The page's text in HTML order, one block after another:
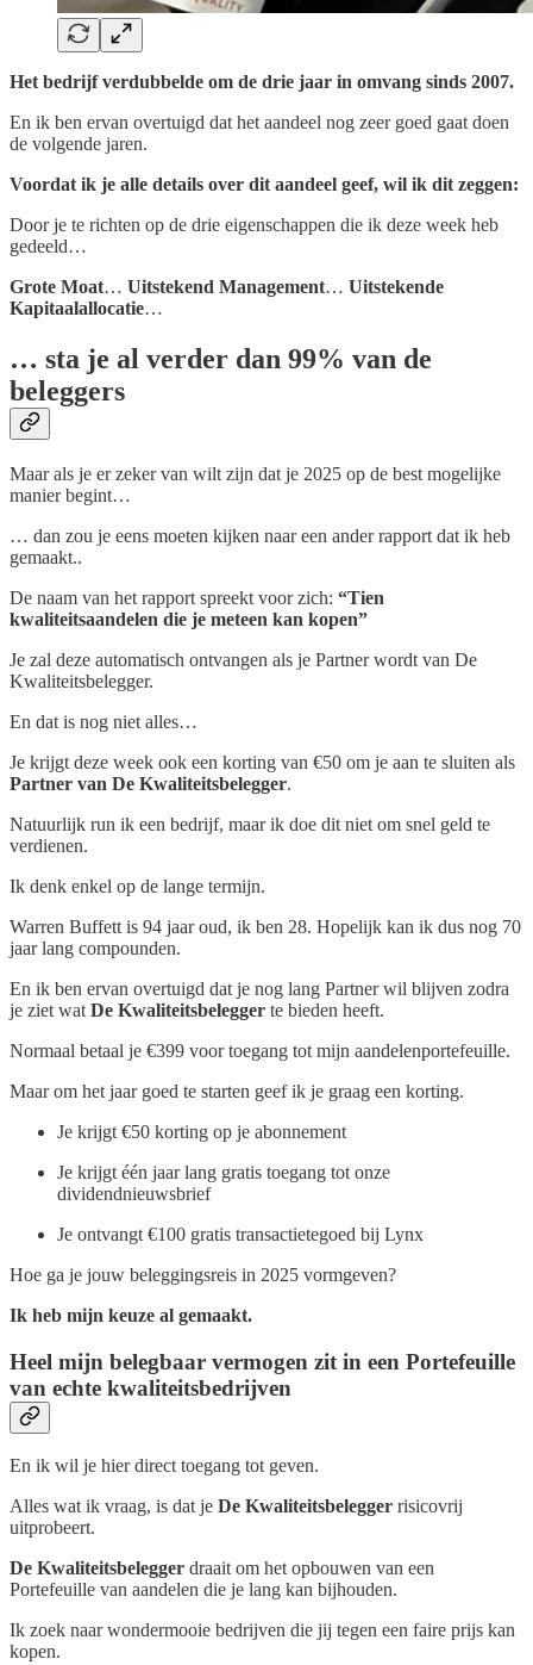
Het bedrijf verdubbelde om de drie jaar in omvang sinds 2007.
En ik ben ervan overtuigd dat het aandeel nog zeer goed gaat doen
de volgende jaren.
Voordat ik je alle details over dit aandeel geef, wil ik dit zeggen:
Door je te richten op de drie eigenschappen die ik deze week heb
gedeeld…
Grote Moat… Uitstekend Management… Uitstekende
Kapitaalallocatie…
… sta je al verder dan 99% van de
beleggers
Maar als je er zeker van wilt zijn dat je 2025 op de best mogelijke
manier begint…
… dan zou je eens moeten kijken naar een ander rapport dat ik heb
gemaakt..
De naam van het rapport spreekt voor zich: “Tien
kwaliteitsaandelen die je meteen kan kopen”
Je zal deze automatisch ontvangen als je Partner wordt van De
Kwaliteitsbelegger.
En dat is nog niet alles…
Je krijgt deze week ook een korting van €50 om je aan te sluiten als
Partner van De Kwaliteitsbelegger.
Natuurlijk run ik een bedrijf, maar ik doe dit niet om snel geld te
verdienen.
Ik denk enkel op de lange termijn.
Warren Buffett is 94 jaar oud, ik ben 28. Hopelijk kan ik dus nog 70
jaar lang compounden.
En ik ben ervan overtuigd dat je nog lang Partner wil blijven zodra
je ziet wat De Kwaliteitsbelegger te bieden heeft.
Normaal betaal je €399 voor toegang tot mijn aandelenportefeuille.
Maar om het jaar goed te starten geef ik je graag een korting.
Je krijgt €50 korting op je abonnement
Je krijgt één jaar lang gratis toegang tot onze
dividendnieuwsbrief
Je ontvangt €100 gratis transactietegoed bij Lynx
Hoe ga je jouw beleggingsreis in 2025 vormgeven?
Ik heb mijn keuze al gemaakt.
Heel mijn belegbaar vermogen zit in een Portefeuille
van echte kwaliteitsbedrijven
En ik wil je hier direct toegang tot geven.
Alles wat ik vraag, is dat je De Kwaliteitsbelegger risicovrij
uitprobeert.
De Kwaliteitsbelegger draait om het opbouwen van een
Portefeuille van aandelen die je lang kan bijhouden.
Ik zoek naar wondermooie bedrijven die jij tegen een faire prijs kan
kopen.